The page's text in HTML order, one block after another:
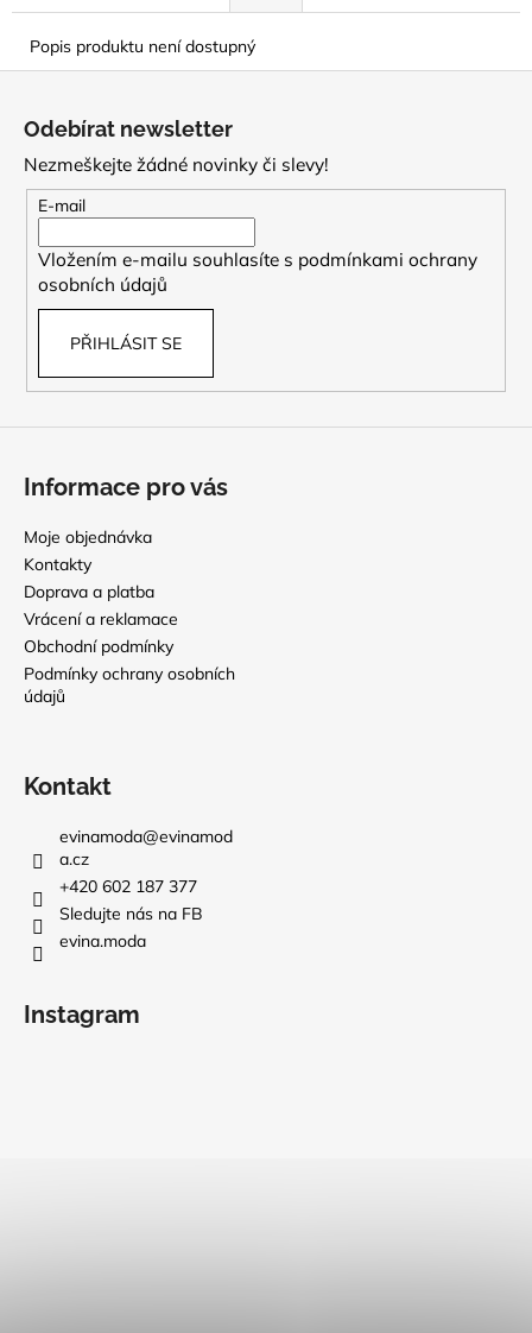
Popis produktu není dostupný
Odebírat newsletter
Nezmeškejte žádné novinky či slevy!
E-mail
Vložením e-mailu souhlasíte s podmínkami ochrany
osobních údajů
PŘIHLÁSIT SE
Informace pro vás
Moje objednávka
Kontakty
Doprava a platba
Vrácení a reklamace
Obchodní podmínky
Podmínky ochrany osobních
údajů
Kontakt
evinamoda@evinamod
a.cz
+420 602 187 377
Sledujte nás na FB
evina.moda
Instagram